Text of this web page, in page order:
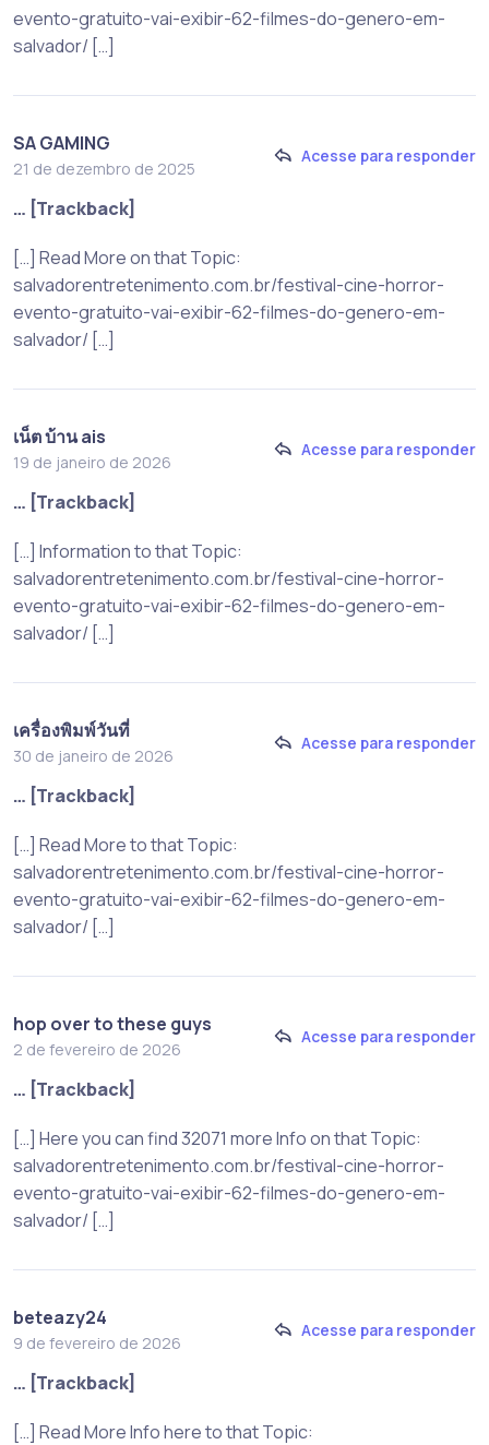
evento-gratuito-vai-exibir-62-filmes-do-genero-em-
salvador/ […]
SA GAMING
21 de dezembro de 2025
Acesse para responder
… [Trackback]
[…] Read More on that Topic:
salvadorentretenimento.com.br/festival-cine-horror-
evento-gratuito-vai-exibir-62-filmes-do-genero-em-
salvador/ […]
เน็ต บ้าน ais
19 de janeiro de 2026
Acesse para responder
… [Trackback]
[…] Information to that Topic:
salvadorentretenimento.com.br/festival-cine-horror-
evento-gratuito-vai-exibir-62-filmes-do-genero-em-
salvador/ […]
เครื่องพิมพ์วันที่
30 de janeiro de 2026
Acesse para responder
… [Trackback]
[…] Read More to that Topic:
salvadorentretenimento.com.br/festival-cine-horror-
evento-gratuito-vai-exibir-62-filmes-do-genero-em-
salvador/ […]
hop over to these guys
2 de fevereiro de 2026
Acesse para responder
… [Trackback]
[…] Here you can find 32071 more Info on that Topic:
salvadorentretenimento.com.br/festival-cine-horror-
evento-gratuito-vai-exibir-62-filmes-do-genero-em-
salvador/ […]
beteazy24
9 de fevereiro de 2026
Acesse para responder
… [Trackback]
[…] Read More Info here to that Topic: